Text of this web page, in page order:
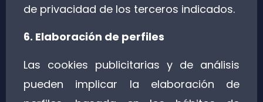
de privacidad de los terceros indicados.
6. Elaboración de perfiles
Las cookies publicitarias y de análisis
pueden implicar la elaboración de